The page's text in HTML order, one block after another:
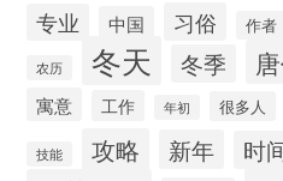
专业 中国 习俗 作者
农历 冬天 冬季
寓意 工作 年初 很多人
技能 攻略 新年 时